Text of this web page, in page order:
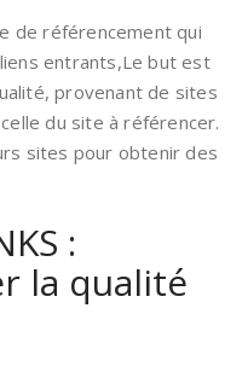
de référencement qui
entrants,Le but est
provenant de sites
du site à référencer.
sites pour obtenir des
:
la qualité